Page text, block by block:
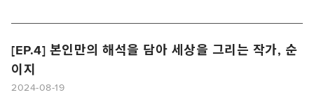
[EP.4] 본인만의 해석을 담아 세상을 그리는 작가, 순
이지
2024-08-19